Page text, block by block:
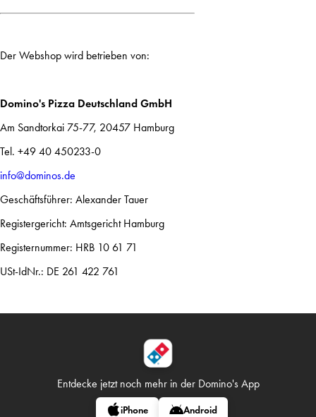
Der Webshop wird betrieben von:
Domino's Pizza Deutschland GmbH
Am Sandtorkai 75-77, 20457 Hamburg
Tel. +49 40 450233-0
info@dominos.de
Geschäftsführer: Alexander Tauer
Registergericht: Amtsgericht Hamburg
Registernummer: HRB 10 61 71
USt-IdNr.: DE 261 422 761
Entdecke jetzt noch mehr in der Domino's App
iPhone Android